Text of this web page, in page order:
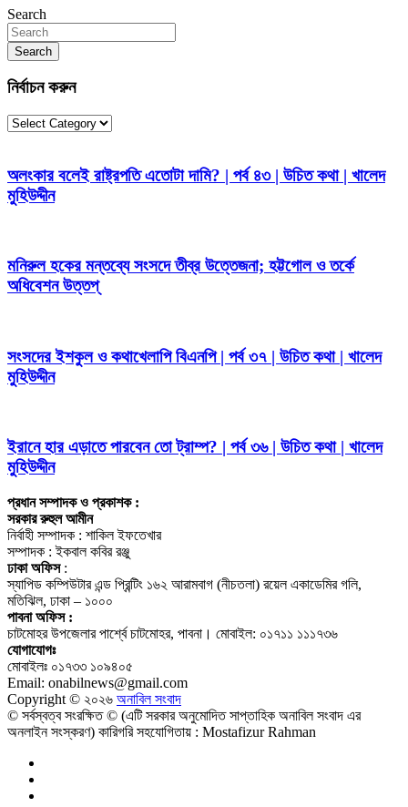
Search
Search
নির্বাচন করুন
নির্বাচন
অলংকার বলেই রাষ্ট্রপতি এতোটা দামি? | পর্ব ৪৩ | উচিত কথা | খালেদ
মুহিউদ্দীন
মনিরুল হকের মন্তব্যে সংসদে তীব্র উত্তেজনা; হট্টগোল ও তর্কে
অধিবেশন উত্তপ্
সংসদের ইশকুল ও কথাখেলাপি বিএনপি | পর্ব ৩৭ | উচিত কথা | খালেদ
মুহিউদ্দীন
ইরানে হার এড়াতে পারবেন তো ট্রাম্প? | পর্ব ৩৬ | উচিত কথা | খালেদ
মুহিউদ্দীন
প্রধান সম্পাদক ও প্রকাশক :
সরকার রুহুল আমীন
নির্বাহী সম্পাদক : শাকিল ইফতেখার
সম্পাদক : ইকবাল কবির রঞ্জু
ঢাকা অফিস :
স্যাপিড কম্পিউটার এন্ড প্রিন্টিং ১৬২ আরামবাগ (নীচতলা) রয়েল একাডেমির গলি,
মতিঝিল, ঢাকা – ১০০০
পাবনা অফিস :
চাটমোহর উপজেলার পার্শ্বে চাটমোহর, পাবনা। মোবাইল: ০১৭১১ ১১১৭৩৬
যোগাযোগঃ
মোবাইলঃ ০১৭৩৩ ১০৯৪০৫
Email: onabilnews@gmail.com
Copyright © ২০২৬ অনাবিল সংবাদ
© সর্বস্বত্ব সংরক্ষিত © (এটি সরকার অনুমোদিত সাপ্তাহিক অনাবিল সংবাদ এর
অনলাইন সংস্করণ) কারিগরি সহযোগিতায় : Mostafizur Rahman